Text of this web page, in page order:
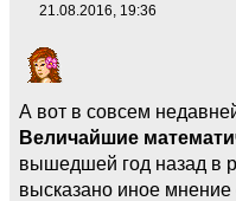
21.08.2016, 19:36
А вот в совсем
Величайшие
вышедшей год назад в
высказано иное